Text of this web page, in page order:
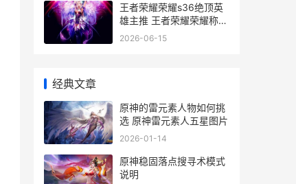
王者荣耀荣耀s36绝顶英
雄主推 王者荣耀荣耀称号
哪个含金量最高
2026-06-15
经典文章
原神的雷元素人物如何挑
选 原神雷元素人五星图片
2026-01-14
原神稳固落点搜寻术模式
说明